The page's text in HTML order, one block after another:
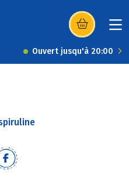
(s’ouvre dans
Ouvert jusqu'à 20:00